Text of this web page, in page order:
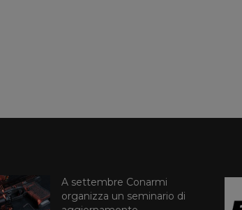
A settembre Conarmi
organizza un seminario di